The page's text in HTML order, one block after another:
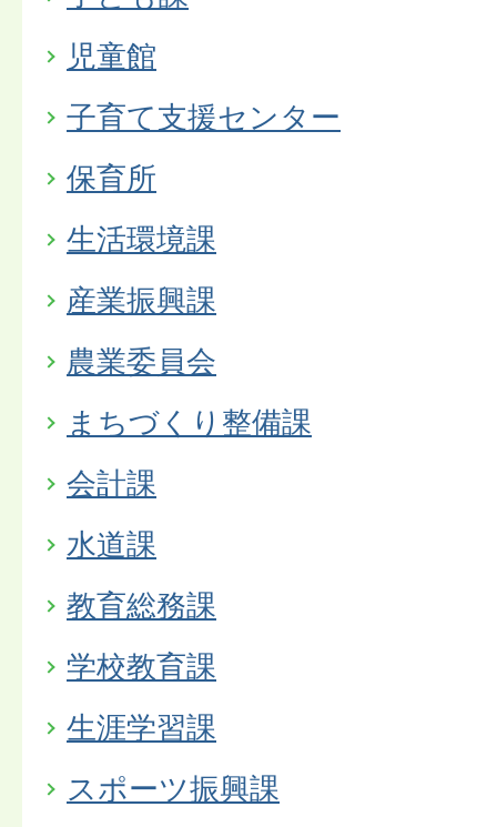
児童館
子育て支援センター
保育所
生活環境課
産業振興課
農業委員会
まちづくり整備課
会計課
水道課
教育総務課
学校教育課
生涯学習課
スポーツ振興課